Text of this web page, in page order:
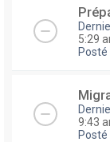
5:29
Posté
9:43
Posté